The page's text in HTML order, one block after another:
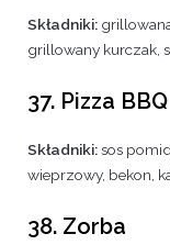
Składniki:
grillowany kurczak,
37. Pizza BBQ
Składniki:sos
wieprzowy, bekon,
38. Zorba